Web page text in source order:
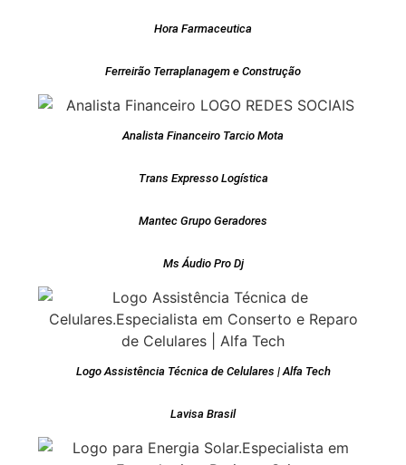
Hora Farmaceutica
Ferreirão Terraplanagem e Construção
Analista Financeiro Tarcio Mota
Trans Expresso Logística
Mantec Grupo Geradores
Ms Áudio Pro Dj
Logo Assistência Técnica de Celulares | Alfa Tech
Lavisa Brasil